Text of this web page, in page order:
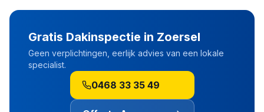
Gratis Dakinspectie in Zoersel
Geen verplichtingen, eerlijk advies van een lokale
specialist.
0468 33 35 49